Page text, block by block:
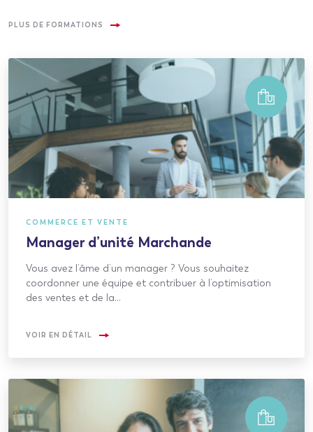
PLUS DE FORMATIONS
COMMERCE ET VENTE
Manager d’unité Marchande
Vous avez l’âme d’un manager ? Vous souhaitez
coordonner une équipe et contribuer à l’optimisation
des ventes et de la…
VOIR EN DÉTAIL